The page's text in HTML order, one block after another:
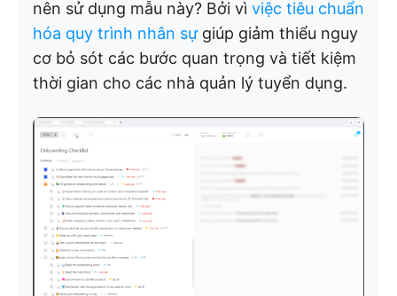
nên sử dụng mẫu này? Bởi vì việc tiêu chuẩn
hóa quy trình nhân sựgiúp giảm thiểu nguy
cơ bỏ sót các bước quan trọng và tiết kiệm
thời gian cho các nhà quản lý tuyển dụng.